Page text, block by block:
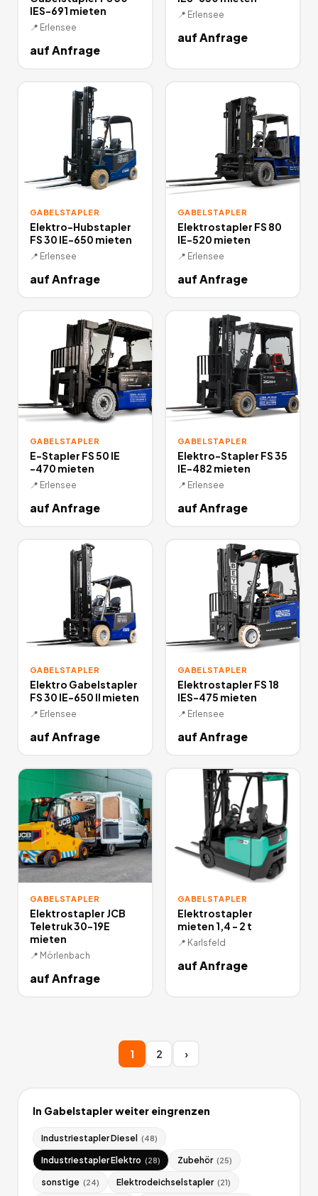
IES-691 mieten
📍 Erlensee
auf Anfrage
📍 Erlensee
auf Anfrage
GABELSTAPLER
Elektro-Hubstapler
FS 30 IE-650 mieten
📍 Erlensee
auf Anfrage
GABELSTAPLER
Elektrostapler FS 80
IE-520 mieten
📍 Erlensee
auf Anfrage
GABELSTAPLER
E-Stapler FS 50 IE
-470 mieten
📍 Erlensee
auf Anfrage
GABELSTAPLER
Elektro-Stapler FS 35
IE-482 mieten
📍 Erlensee
auf Anfrage
GABELSTAPLER
Elektro Gabelstapler
FS 30 IE-650 II mieten
📍 Erlensee
auf Anfrage
GABELSTAPLER
Elektrostapler FS 18
IES-475 mieten
📍 Erlensee
auf Anfrage
GABELSTAPLER
Elektrostapler JCB
Teletruk 30-19E
mieten
📍 Mörlenbach
auf Anfrage
GABELSTAPLER
Elektrostapler
mieten 1,4 - 2 t
📍 Karlsfeld
auf Anfrage
1 2 ›
In Gabelstaplerweiter eingrenzen
Industriestapler Diesel (48)
Industriestapler Elektro (28) Zubehör (25)
sonstige (24) Elektrodeichselstapler (21)